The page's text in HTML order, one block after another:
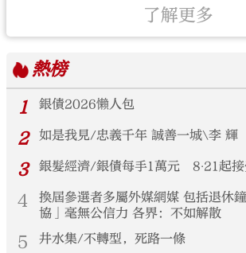
了解更多
熱榜
1
銀債2026懶人包
2 如是我見/忠義千年 誠善一城\李 輝
3 銀髮經濟/銀債每手1萬元 8‧21起接
4
換屆參選者多屬外媒網媒 包括退休
協」毫無公信力 各界：不如解散
5 井水集/不轉型，死路一條